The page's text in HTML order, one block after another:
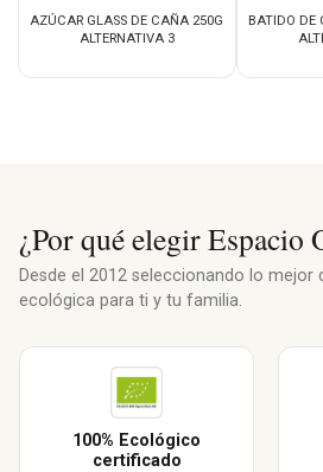
AZÚCAR GLASS DE CAÑA 250G
ALTERNATIVA 3
BATIDO DE
¿Por qué elegir Espacio
Desde el 2012 seleccionando lo mejor
ecológica para ti y tu familia.
100% Ecológico
certificado